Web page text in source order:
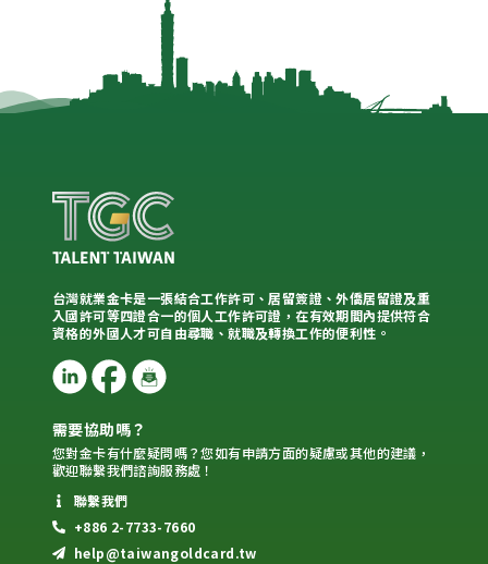
台灣就業金卡是一張結合工作許可、居留簽證、外僑居留證及重
入國許可等四證合一的個人工作許可證，在有效期間內提供符合
資格的外國人才可自由尋職、就職及轉換工作的便利性。
需要協助嗎？
您對金卡有什麼疑問嗎？您如有申請方面的疑慮或其他的建議，
歡迎聯繫我們諮詢服務處！
聯繫我們
+886 2-7733-7660
help@taiwangoldcard.tw